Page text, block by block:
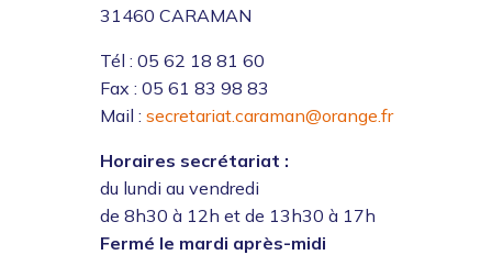
31460 CARAMAN
Tél : 05 62 18 81 60
Fax : 05 61 83 98 83
Mail : secretariat.caraman@orange.fr
Horaires secrétariat :
du lundi au vendredi
de 8h30 à 12h et de 13h30 à 17h
Fermé le mardi après-midi